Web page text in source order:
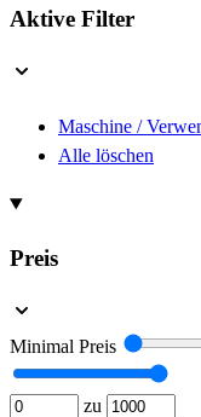
Aktive Filter
Maschine /
Alle löschen
Preis
Minimal Preis
zu